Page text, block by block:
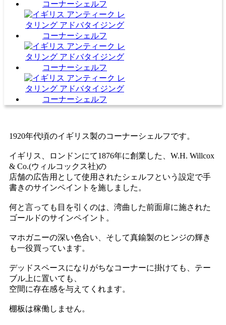
1920年代頃のイギリス製のコーナーシェルフです。
イギリス、ロンドンにて1876年に創業した、W.H. Willcox
& Co.(ウィルコックス社)の
店舗の広告用として使用されたシェルフという設定で手
書きのサインペイントを施しました。
何と言っても目を引くのは、湾曲した前面扉に施された
ゴールドのサインペイント。
マホガニーの深い色合い、そして真鍮製のヒンジの輝き
も一役買っています。
デッドスペースになりがちなコーナーに掛けても、テー
ブル上に置いても、
空間に存在感を与えてくれます。
棚板は稼働しません。